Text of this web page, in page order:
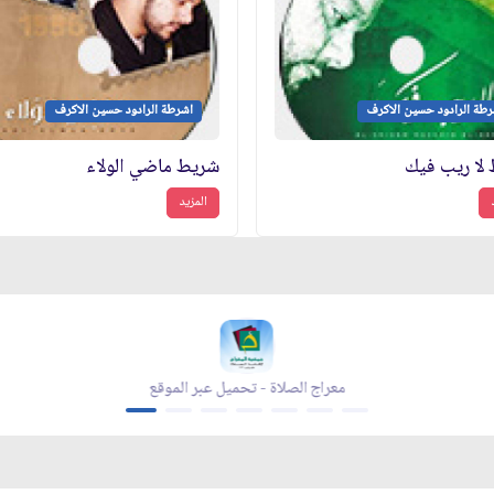
الرادود حسين الاكرف
ريب فيك
اشرطة الرادود حسين الاكرف
شريط ماضي الولاء
المزيد
معراج الصلاة - تحميل عبر الموقع